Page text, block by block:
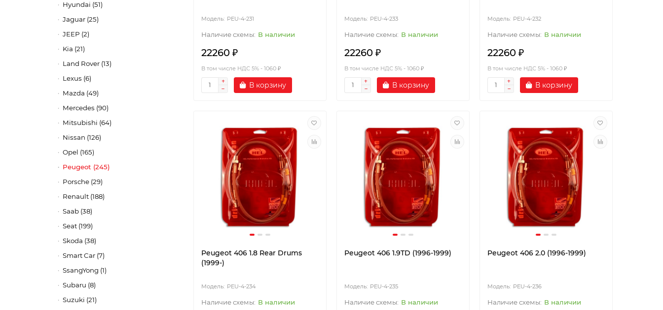
Hyundai (51)
Jaguar (25)
JEEP (2)
Kia (21)
Land Rover (13)
Lexus (6)
Mazda (49)
Mercedes (90)
Mitsubishi (64)
Nissan (126)
Opel (165)
Peugeot (245)
Porsche (29)
Renault (188)
Saab (38)
Seat (199)
Skoda (38)
Smart Car (7)
SsangYong (1)
Subaru (8)
Suzuki (21)
PEU-4-231
В наличии
22260 ₽
В том числе НДС 5% - 1060 ₽
В корзину
PEU-4-233
В наличии
22260 ₽
В том числе НДС 5% - 1060 ₽
В корзину
PEU-4-232
В наличии
22260 ₽
В том числе НДС 5% - 1060 ₽
В корзину
Peugeot 406 1.8 Rear Drums
(1999-)
PEU-4-234
В наличии
Peugeot 406 1.9TD (1996-1999)
PEU-4-235
В наличии
Peugeot 406 2.0 (1996-1999)
PEU-4-236
В наличии